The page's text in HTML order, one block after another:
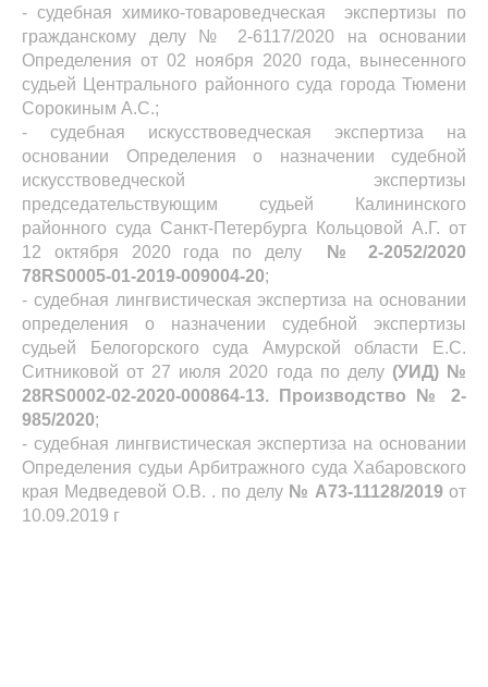
- судебная химико-товароведческая экспертизы по
гражданскому делу № 2-6117/2020 на основании
Определения от 02 ноября 2020 года, вынесенного
судьей Центрального районного суда города Тюмени
Сорокиным А.С.;
- судебная искусствоведческая экспертиза на
основании Определения о назначении судебной
искусствоведческой экспертизы
председательствующим судьей Калининского
районного суда Санкт-Петербурга Кольцовой А.Г. от
12 октября 2020 года по делу
№ 2-2052/2020
78RS0005-01-2019-009004-20;
- судебная лингвистическая экспертиза на основании
определения о назначении судебной экспертизы
судьей Белогорского суда Амурской области Е.С.
Ситниковой от 27 июля 2020 года по делу (УИД) №
28RS0002-02-2020-000864-13. Производство № 2-
985/2020;
- судебная лингвистическая экспертиза на основании
Определения судьи Арбитражного суда Хабаровского
края Медведевой О.В. . по делу № А73-11128/2019 от
10.09.2019 г